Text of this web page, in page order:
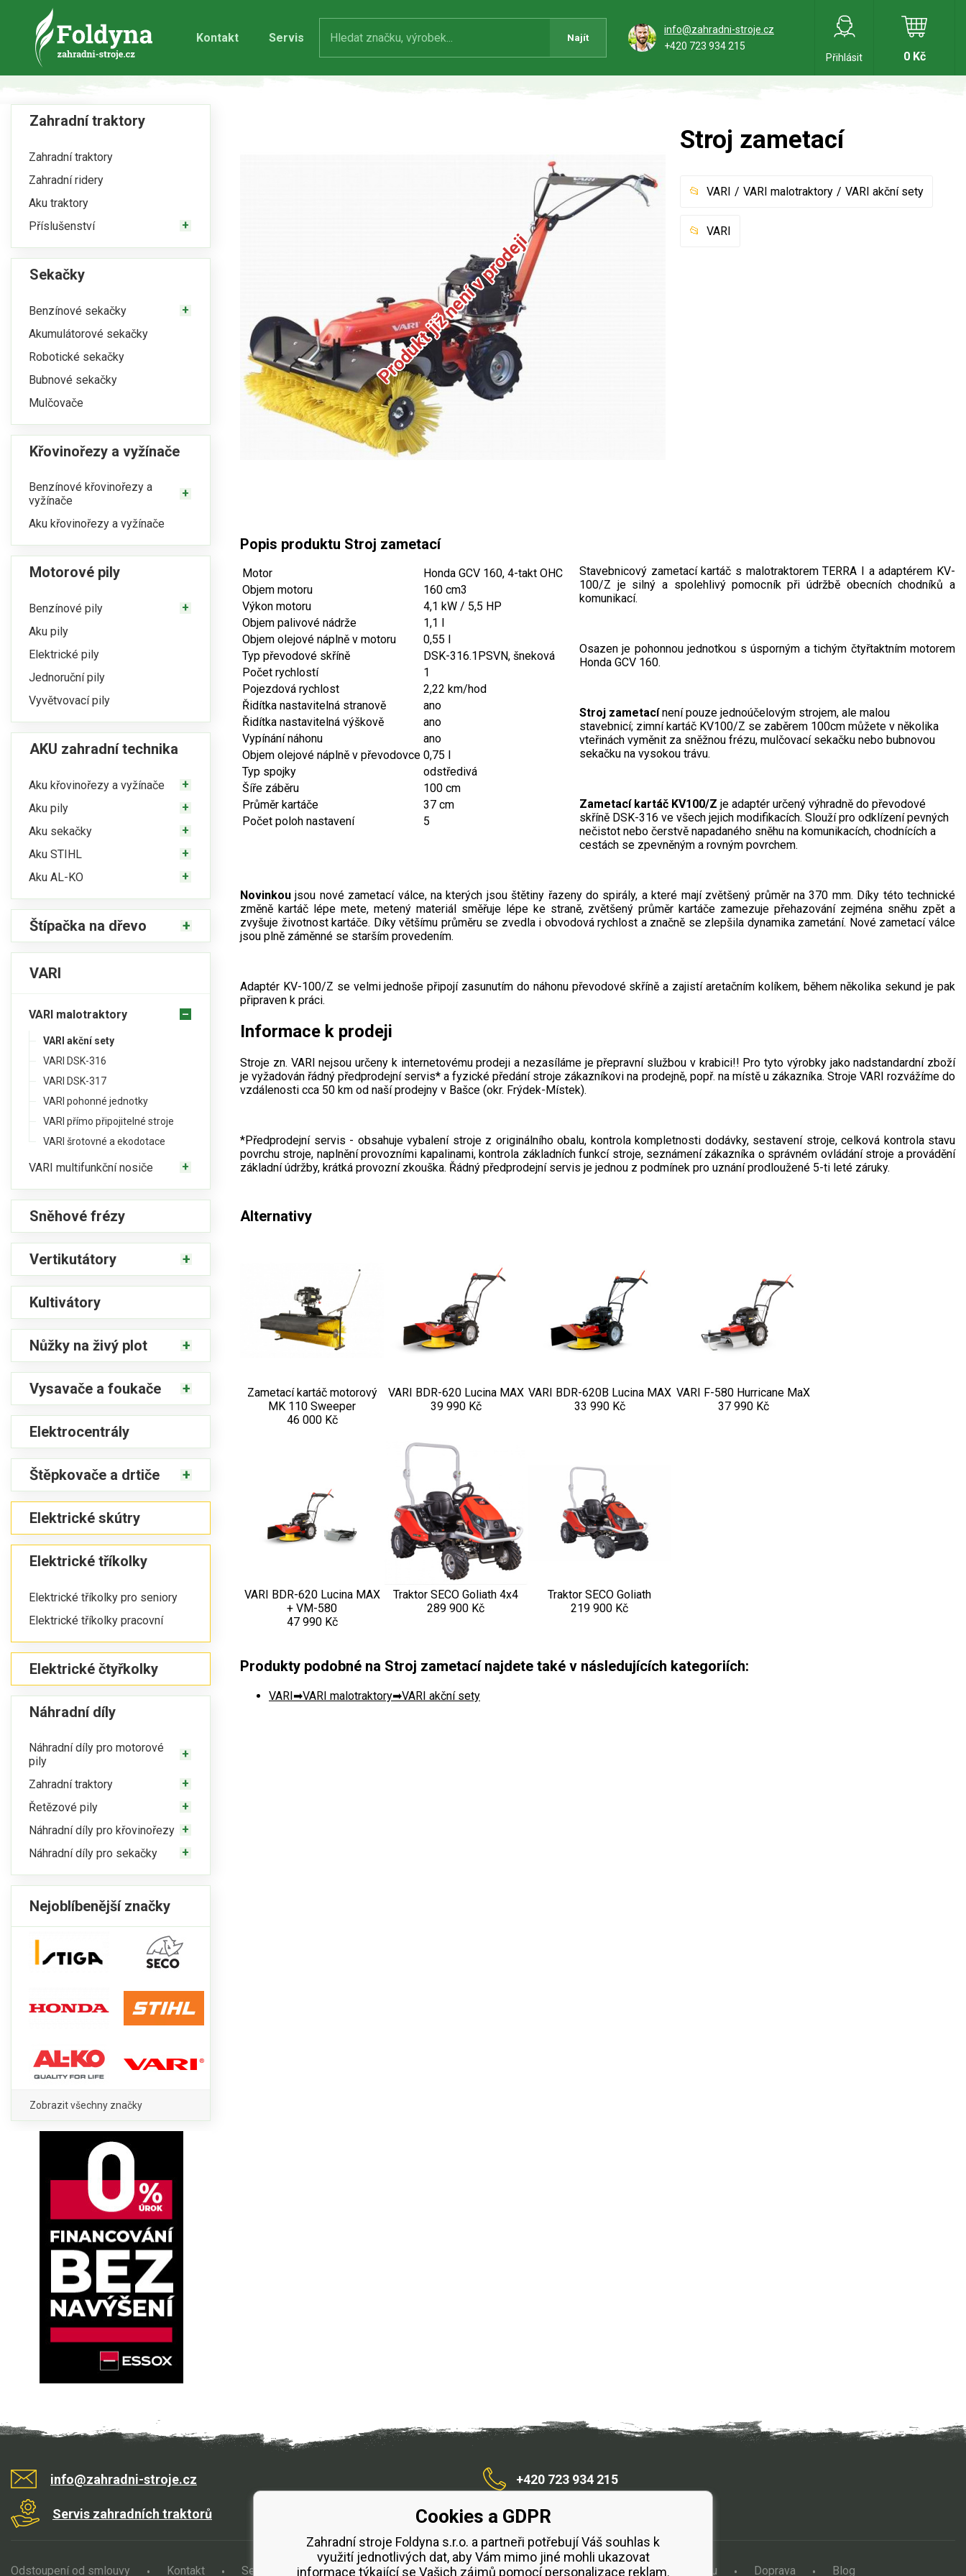
Kontakt Servis Najít
info@zahradni-stroje.cz
+420 723 934 215
Přihlásit
0 Kč
Zahradní traktory
Zahradní traktory
Zahradní ridery
Aku traktory
Příslušenství
Sekačky
Benzínové sekačky
Akumulátorové sekačky
Robotické sekačky
Bubnové sekačky
Mulčovače
Křovinořezy a vyžínače
Benzínové křovinořezy a
vyžínače
Aku křovinořezy a vyžínače
Motorové pily
Benzínové pily
Aku pily
Elektrické pily
Jednoruční pily
Vyvětvovací pily
AKU zahradní technika
Aku křovinořezy a vyžínače
Aku pily
Aku sekačky
Aku STIHL
Aku AL-KO
Štípačka na dřevo
VARI
VARI malotraktory
VARI akční sety
VARI DSK-316
VARI DSK-317
VARI pohonné jednotky
VARI přímo připojitelné stroje
VARI šrotovné a ekodotace
VARI multifunkční nosiče
Sněhové frézy
Vertikutátory
Kultivátory
Nůžky na živý plot
Vysavače a foukače
Elektrocentrály
Štěpkovače a drtiče
Elektrické skútry
Elektrické tříkolky
Elektrické tříkolky pro seniory
Elektrické tříkolky pracovní
Elektrické čtyřkolky
Náhradní díly
Náhradní díly pro motorové
pily
Zahradní traktory
Řetězové pily
Náhradní díly pro křovinořezy
Náhradní díly pro sekačky
Nejoblíbenější značky
Zobrazit všechny značky
Produkt již není v prodeji
Stroj zametací
VARI VARI malotraktory VARI akční sety
VARI
Popis produktu Stroj zametací
Motor
Honda GCV 160, 4-takt OHC
Objem motoru
160 cm3
Výkon motoru
4,1 kW / 5,5 HP
Objem palivové nádrže
1,1 l
Objem olejové náplně v motoru
0,55 l
Typ převodové skříně
DSK-316.1PSVN, šneková
Počet rychlostí
1
Pojezdová rychlost
2,22 km/hod
Řidítka nastavitelná stranově
ano
Řidítka nastavitelná výškově
ano
Vypínání náhonu
ano
Objem olejové náplně v převodovce 0,75 l
Typ spojky
odstředivá
Šíře záběru
100 cm
Průměr kartáče
37 cm
Počet poloh nastavení
5
Stavebnicový zametací kartáč s malotraktorem TERRA I a adaptérem KV-
100/Z je silný a spolehlivý pomocník při údržbě obecních chodníků a
komunikací.
Osazen je pohonnou jednotkou s úsporným a tichým čtyřtaktním motorem
Honda GCV 160.
Stroj zametacínení pouze jednoúčelovým strojem, ale malou
stavebnicí; zimní kartáč KV100/Z se zaběrem 100cm můžete v několika
vteřinách vyměnit za sněžnou frézu, mulčovací sekačku nebo bubnovou
sekačku na vysokou trávu.
Zametací kartáč KV100/Z je adaptér určený výhradně do převodové
skříně DSK-316 ve všech jejich modifikacích. Slouží pro odklízení pevných
nečistot nebo čerstvě napadaného sněhu na komunikacích, chodnících a
cestách se zpevněným a rovným povrchem.
Novinkou jsou nové zametací válce, na kterých jsou štětiny řazeny do spirály, a které mají zvětšený průměr na 370 mm. Díky této technické
změně kartáč lépe mete, metený materiál směřuje lépe ke straně, zvětšený průměr kartáče zamezuje přehazování zejména sněhu zpět a
zvyšuje životnost kartáče. Díky většímu průměru se zvedla i obvodová rychlost a značně se zlepšila dynamika zametání. Nové zametací válce
jsou plně záměnné se starším provedením.
Adaptér KV-100/Z se velmi jednoše připojí zasunutím do náhonu převodové skříně a zajistí aretačním kolíkem, během několika sekund je pak
připraven k práci.
Informace k prodeji
Stroje zn. VARI nejsou určeny k internetovému prodeji a nezasíláme je přepravní službou v krabici!! Pro tyto výrobky jako nadstandardní zboží
je vyžadován řádný předprodejní servis* a fyzické předání stroje zákazníkovi na prodejně, popř. na místě u zákazníka. Stroje VARI rozvážíme do
vzdálenosti cca 50 km od naší prodejny v Bašce (okr. Frýdek-Místek).
*Předprodejní servis - obsahuje vybalení stroje z originálního obalu, kontrola kompletnosti dodávky, sestavení stroje, celková kontrola stavu
povrchu stroje, naplnění provozními kapalinami, kontrola základních funkcí stroje, seznámení zákazníka o správném ovládání stroje a provádění
základní údržby, krátká provozní zkouška. Řádný předprodejní servis je jednou z podmínek pro uznání prodloužené 5-ti leté záruky.
Alternativy
Zametací kartáč motorový
MK 110 Sweeper
46 000 Kč
VARI BDR-620 Lucina MAX
39 990 Kč
VARI BDR-620B Lucina MAX
33 990 Kč
VARI F-580 Hurricane MaX
37 990 Kč
VARI BDR-620 Lucina MAX
+ VM-580
47 990 Kč
Traktor SECO Goliath 4x4
289 900 Kč
Traktor SECO Goliath
219 900 Kč
Produkty podobné na Stroj zametací najdete také v následujících kategoriích:
VARI VARI malotraktory VARI akční sety
info@zahradni-stroje.cz
Servis zahradních traktorů /zahradnístroje
+420 723 934 215
Odstoupení od smlouvy Kontakt Servis Obchodní podmínky Splátkový prodej ESSOX Půjčovna vertikutátoru Doprava Blog
Cookies a GDPR
Zahradní stroje Foldyna s.r.o. a partneři potřebují Váš souhlas k
využití jednotlivých dat, aby Vám mimo jiné mohli ukazovat
informace týkající se Vašich zájmů pomocí personalizace reklam.